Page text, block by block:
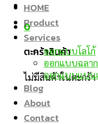
0
ตะกร้าสินค้า
ไม่มีสินค้าในตะกร้า
HOME
Product
Services
ออกแบบโลโก้
ออกแบบฉลา
ออกแบบแบน
Blog
About
Contact